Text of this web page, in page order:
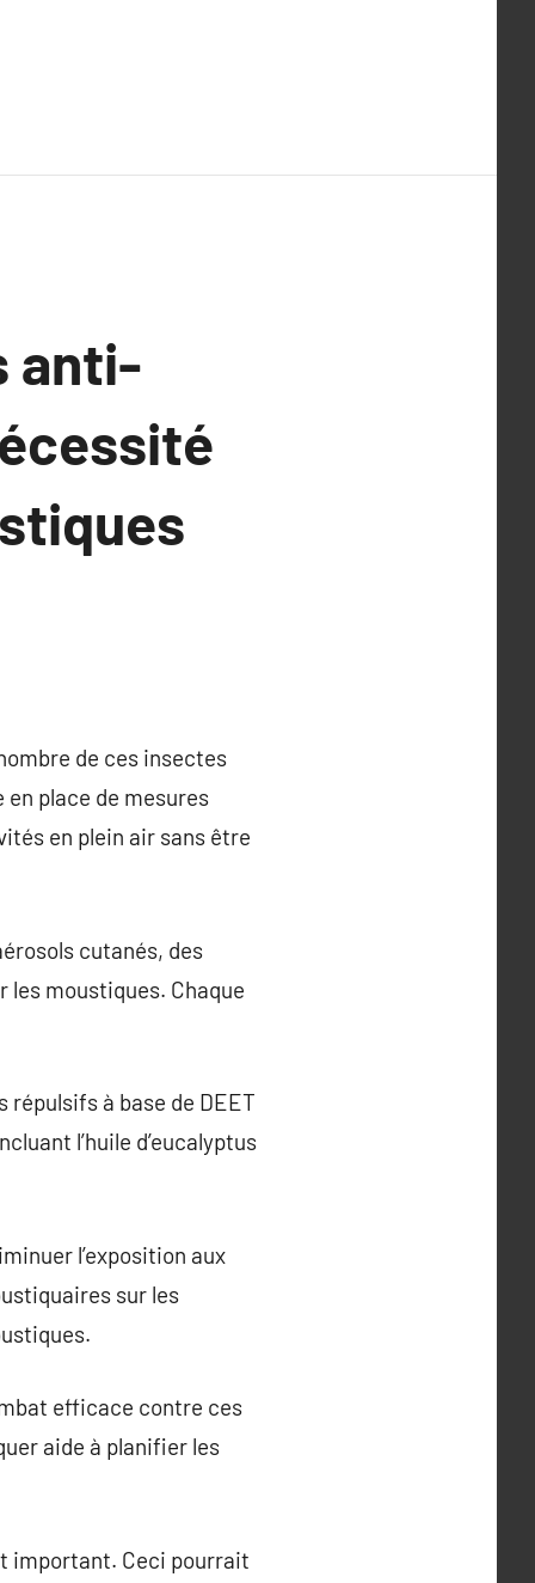
anti-
de ces insectes
place de mesures
en plein air sans être
cutanés, des
les moustiques. Chaque
à base de DEET
l’huile d’eucalyptus
l’exposition aux
sur les
efficace contre ces
aide à planifier les
important. Ceci pourrait